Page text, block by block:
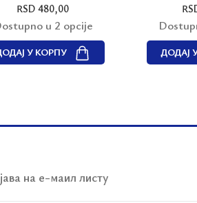
RSD 480,00
u 2 opcije
У КОРПУ ДОДАЈ
на е-маил листу